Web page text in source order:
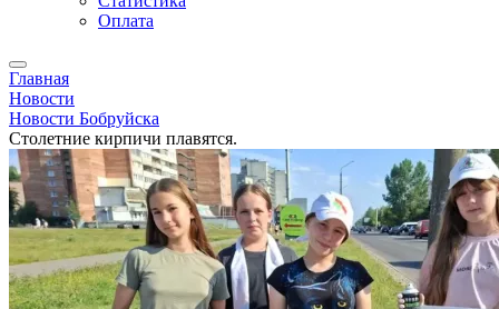
Оплата
Главная
Новости
Новости Бобруйска
Столетние кирпичи плавятся.